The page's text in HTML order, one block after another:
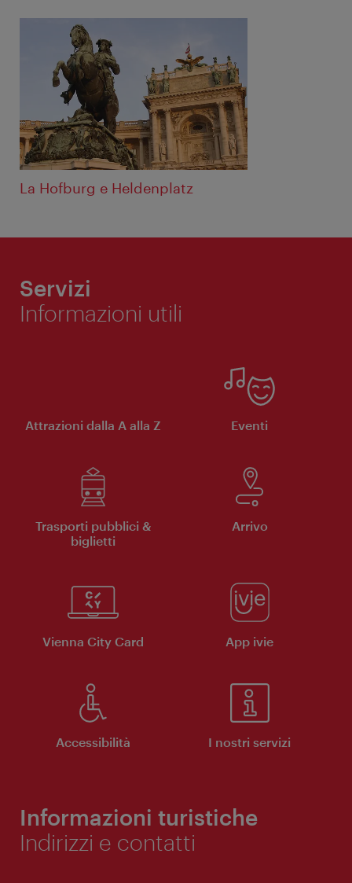
La Hofburg e Heldenplatz
Servizi
Informazioni utili
Attrazioni dalla A alla Z Eventi
Trasporti pubblici &
biglietti
Arrivo
Vienna City Card App ivie
Accessibilità I nostri servizi
Informazioni turistiche
Indirizzi e contatti